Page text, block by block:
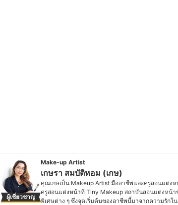
ผู้เชี่ยวชาญ
Make-up Artist
เกษรา สมบัติหอม (เกษ)
คุณเกษเป็น Makeup Artist มืออาชีพและครูสอนแต่ง
ครูสอนแต่งหน้าที่ Tiny Makeup สถาบันสอนแต่งหน้
พิเศษต่าง ๆ ซึ่งจุดเริ่มต้นของอาชีพนี้มาจากความรัก